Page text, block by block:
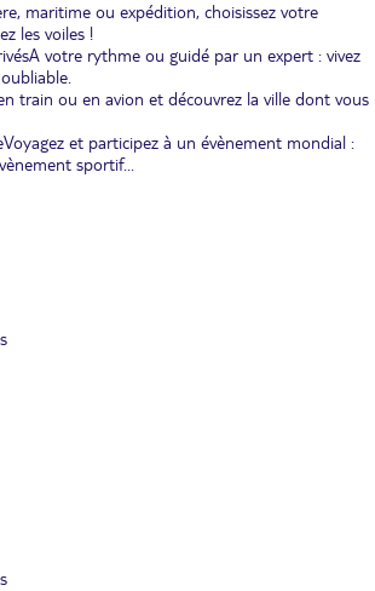
maritime ou expédition, choisissez votre
les voiles !
A votre rythme ou guidé par un expert : vivez
train ou en avion et découvrez la ville dont vous
Voyagez et participez à un évènement mondial :
sportif...